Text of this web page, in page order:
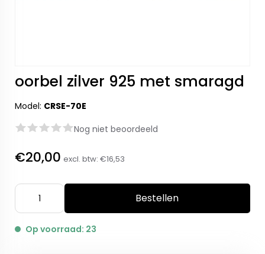
oorbel zilver 925 met smaragd
Model: CRSE-70E
Nog niet beoordeeld
€20,00 excl. btw: €16,53
Bestellen
Op voorraad: 23